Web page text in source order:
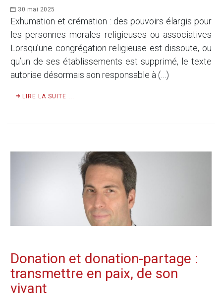
30 mai 2025
Exhumation et crémation : des pouvoirs élargis pour
les personnes morales religieuses ou associatives
Lorsqu’une congrégation religieuse est dissoute, ou
qu’un de ses établissements est supprimé, le texte
autorise désormais son responsable à (…)
LIRE LA SUITE ...
Donation et donation-partage :
transmettre en paix, de son
vivant